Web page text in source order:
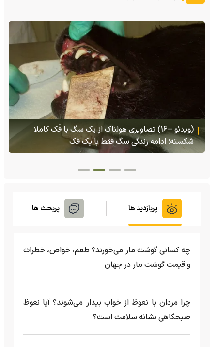
(ویدئو) تولد یک گکوی دو سر در پنسیلوانیا
پربازدید ها پربحث ها
چه کسانی گوشت مار می‌خورند؟ طعم، خواص، خطرات
و قیمت گوشت مار در جهان
چرا مردان با نعوظ از خواب بیدار می‌شوند؟ آیا نعوظ
صبحگاهی نشانه سلامت است؟